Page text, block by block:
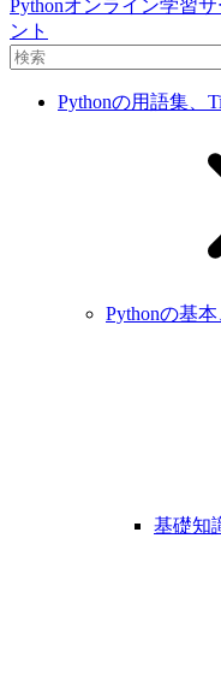
Pythonオンライン学習
ント
Pythonの用語集、
Pythonの基本
基礎知